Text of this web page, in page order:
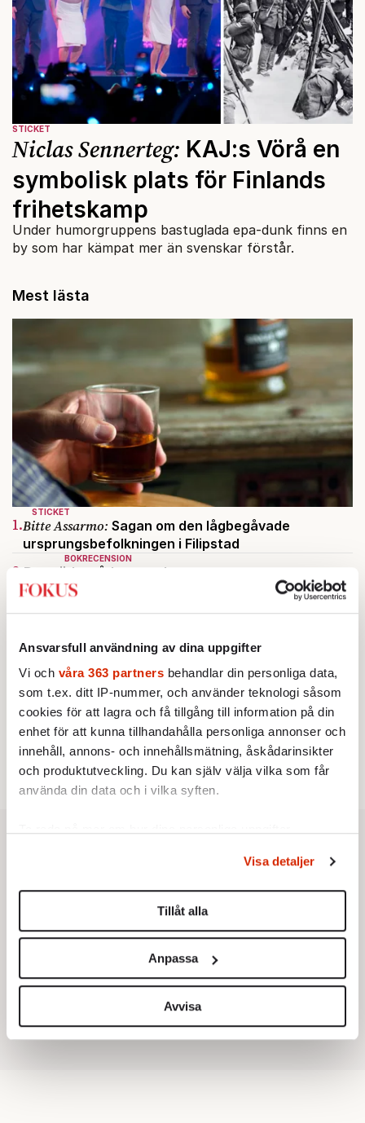
Ansvarsfull användning av dina uppgifter
Vi och våra 363 partners behandlar din personliga data,
som t.ex. ditt IP-nummer, och använder teknologi såsom
cookies för att lagra och få tillgång till information på din
enhet för att kunna tillhandahålla personliga annonser och
innehåll, annons- och innehållsmätning, åskådarinsikter
och produktutveckling. Du kan själv välja vilka som får
använda din data och i vilka syften.
Du kan ändra eller dra tillbaka ditt samtycke när som
helst från cookie-förklaringen.
Vi använder enhetsidentifierare för att anpassa innehållet
för sociala medier och analysera vår trafik. Vi
vidarebefordrar även sådana identifierare och annan
information från din enhet till de sociala medier och
annons- och analysföretag som vi samarbetar med.
Dessa kan i sin tur kombinera informationen med annan
Visa detaljer
Tillåt alla
Anpassa
Avvisa
STICKET
Niclas Sennerteg: KAJ:s Vörå en
symbolisk plats för Finlands
frihetskamp
Under humorgruppens bastuglada epa-dunk finns en
by som har kämpat mer än svenskar förstår.
Mest lästa
STICKET
1.Bitte Assarmo: Sagan om den lågbegåvade
ursprungsbefolkningen i Filipstad
BOKRECENSION
2. Den röda tråden som brast
Av: Gustaf Lewander
KRÖNIKA
3.Frans Wachtmeister:Ja, AC är ett hot mot den
KRÖNIKA
4.
På ”Kommunisthögskolan” drömde
alla om att vara arbetarklass
KRÖNIKA
5. Sakine Madon:
Efter islamistdådet oroar sig
vänstern för Agnes Wold
STICKET
6.Dan Korn:Quisling, quislingar och sten i glashus